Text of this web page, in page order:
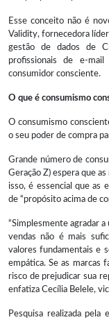
Esse conceito não é
Validity, fornecedora
gestão de dados de
profissionais de e-
consumidor consciente.
O que é consumismo
O consumismo
o seu poder de compra
Grande número de
Geração Z) espera que
isso, é essencial que as
de “propósito acima de
“Simplesmente agradar
vendas não é mais
valores fundamentais e
empática. Se as marcas
risco de prejudicar sua
enfatiza Cecília Belele,
Pesquisa realizada